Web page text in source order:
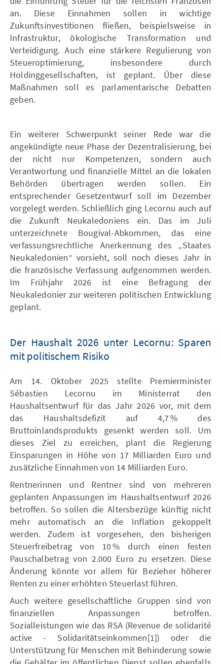
an. Diese Einnahmen sollen in wichtige
Zukunftsinvestitionen fließen, beispielsweise in
Infrastruktur, ökologische Transformation und
Verteidigung. Auch eine stärkere Regulierung von
Steueroptimierung, insbesondere durch
Holdinggesellschaften, ist geplant. Über diese
Maßnahmen soll es parlamentarische Debatten
geben.
Ein weiterer Schwerpunkt seiner Rede war die
angekündigte neue Phase der Dezentralisierung, bei
der nicht nur Kompetenzen, sondern auch
Verantwortung und finanzielle Mittel an die lokalen
Behörden übertragen werden sollen. Ein
entsprechender Gesetzentwurf soll im Dezember
vorgelegt werden. Schließlich ging Lecornu auch auf
die Zukunft Neukaledoniens ein. Das im Juli
unterzeichnete Bougival-Abkommen, das eine
verfassungsrechtliche Anerkennung des „Staates
Neukaledonien“ vorsieht, soll noch dieses Jahr in
die französische Verfassung aufgenommen werden.
Im Frühjahr 2026 ist eine Befragung der
Neukaledonier zur weiteren politischen Entwicklung
geplant.
Der Haushalt 2026 unter Lecornu: Sparen
mit politischem Risiko
Am 14. Oktober 2025 stellte Premierminister
Sébastien Lecornu im Ministerrat den
Haushaltsentwurf für das Jahr 2026 vor, mit dem
das Haushaltsdefizit auf 4,7 % des
Bruttoinlandsprodukts gesenkt werden soll. Um
dieses Ziel zu erreichen, plant die Regierung
Einsparungen in Höhe von 17 Milliarden Euro und
zusätzliche Einnahmen von 14 Milliarden Euro.
Rentnerinnen und Rentner sind von mehreren
geplanten Anpassungen im Haushaltsentwurf 2026
betroffen. So sollen die Altersbezüge künftig nicht
mehr automatisch an die Inflation gekoppelt
werden. Zudem ist vorgesehen, den bisherigen
Steuerfreibetrag von 10 % durch einen festen
Pauschalbetrag von 2.000 Euro zu ersetzen. Diese
Änderung könnte vor allem für Bezieher höherer
Renten zu einer erhöhten Steuerlast führen.
Auch weitere gesellschaftliche Gruppen sind von
finanziellen Anpassungen betroffen.
Sozialleistungen wie das RSA (Revenue de solidarité
active - Solidaritätseinkommen[1]) oder die
Unterstützung für Menschen mit Behinderung sowie